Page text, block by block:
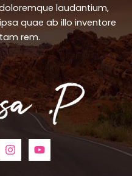
laudantium,
quae ab illo inventore
rem.